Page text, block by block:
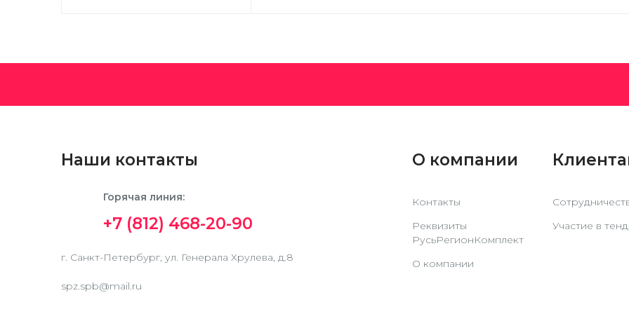
Наши контакты
Горячая линия:
+7 (812) 468-20-90
г. Санкт-Петербург, ул. Генерала Хрулева, д.8
spz.spb@mail.ru
О компании
Контакты
Реквизиты
РусьРегионКомплект
О компании
Участие в